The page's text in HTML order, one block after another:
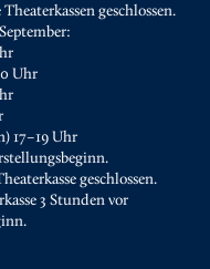
geschlossen.
Uhr
17–19 Uhr
geschlossen.
3 Stunden vor